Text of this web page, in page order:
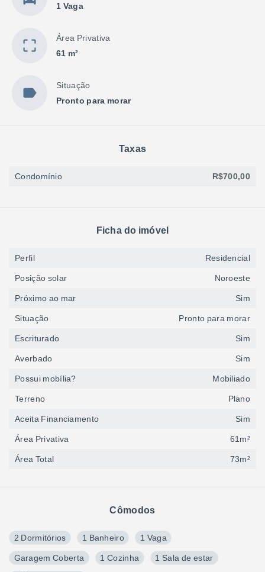
1 Vaga
Área Privativa
61 m²
Situação
Pronto para morar
Cômodos
2 Dormitórios 1 Banheiro 1 Vaga
Garagem Coberta 1 Cozinha 1 Sala de estar
Taxas
Condomínio R$700,00
Ficha do imóvel
Perfil Residencial
Posição solar Noroeste
Próximo ao mar Sim
Situação Pronto para morar
Escriturado Sim
Averbado Sim
Possui mobília? Mobiliado
Terreno Plano
Aceita Financiamento Sim
Área Privativa 61m²
Área Total 73m²